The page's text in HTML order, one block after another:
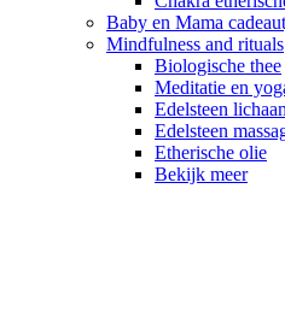
Baby en Mama
Mindfulness and rituals
Biologische thee
Meditatie en
Edelsteen
Edelsteen
Etherische olie
Bekijk meer